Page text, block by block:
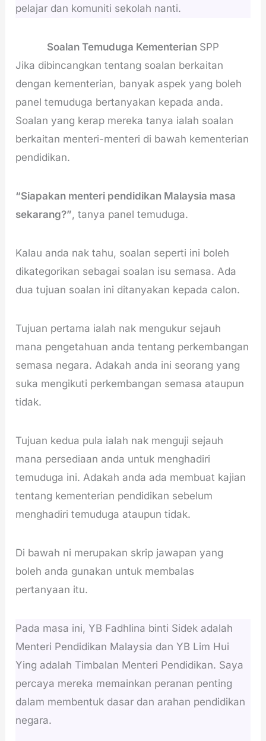
pelajar dan komuniti sekolah nanti.
Soalan Temuduga Kementerian SPP
Jika dibincangkan tentang soalan berkaitan
dengan kementerian, banyak aspek yang boleh
panel temuduga bertanyakan kepada anda.
Soalan yang kerap mereka tanya ialah soalan
berkaitan menteri-menteri di bawah kementerian
pendidikan.
“Siapakan menteri pendidikan Malaysia masa
sekarang?”, tanya panel temuduga.
Kalau anda nak tahu, soalan seperti ini boleh
dikategorikan sebagai soalan isu semasa. Ada
dua tujuan soalan ini ditanyakan kepada calon.
Tujuan pertama ialah nak mengukur sejauh
mana pengetahuan anda tentang perkembangan
semasa negara. Adakah anda ini seorang yang
suka mengikuti perkembangan semasa ataupun
tidak.
Tujuan kedua pula ialah nak menguji sejauh
mana persediaan anda untuk menghadiri
temuduga ini. Adakah anda ada membuat kajian
tentang kementerian pendidikan sebelum
menghadiri temuduga ataupun tidak.
Di bawah ni merupakan skrip jawapan yang
boleh anda gunakan untuk membalas
pertanyaan itu.
Pada masa ini, YB Fadhlina binti Sidek adalah
Menteri Pendidikan Malaysia dan YB Lim Hui
Ying adalah Timbalan Menteri Pendidikan. Saya
percaya mereka memainkan peranan penting
dalam membentuk dasar dan arahan pendidikan
negara.